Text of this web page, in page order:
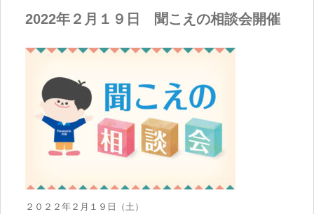
2022年２月１９日 聞こえの相談会開催
２０２２年２月１９日（土）